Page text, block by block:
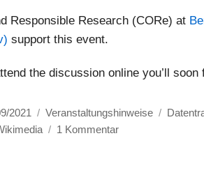
Responsible Research (CORe) at
support this event.
the discussion online you’ll soon
2021 Kategorien
Veranstaltungshinweise
1 Kommentarzu